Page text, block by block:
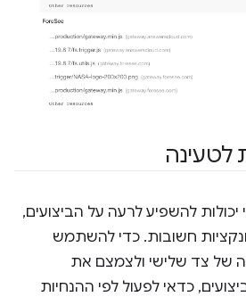
לטעינה
להשפיע לרעה על הביצועים,
חשובות. כדי להשתמש
של צד שלישי ולצמצם את
כדאי לפעול לפי ההנחיות